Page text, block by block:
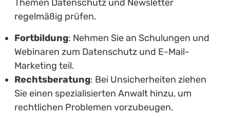
Themen Datenschutz und Newsletter
regelmäßig prüfen.
Fortbildung: Nehmen Sie an Schulungen und
Webinaren zum Datenschutz und E-Mail-
Marketing teil.
Rechtsberatung: Bei Unsicherheiten ziehen
Sie einen spezialisierten Anwalt hinzu, um
rechtlichen Problemen vorzubeugen.